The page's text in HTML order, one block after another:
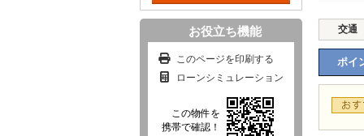
交通
ポイ
お役立ち機能
このページを印刷する
ローンシミュレーション
この物件を
携帯で確認！